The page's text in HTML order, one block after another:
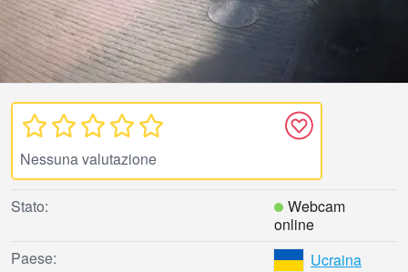
Nessuna valutazione
Stato:
Webcam
online
Paese:
Ucraina